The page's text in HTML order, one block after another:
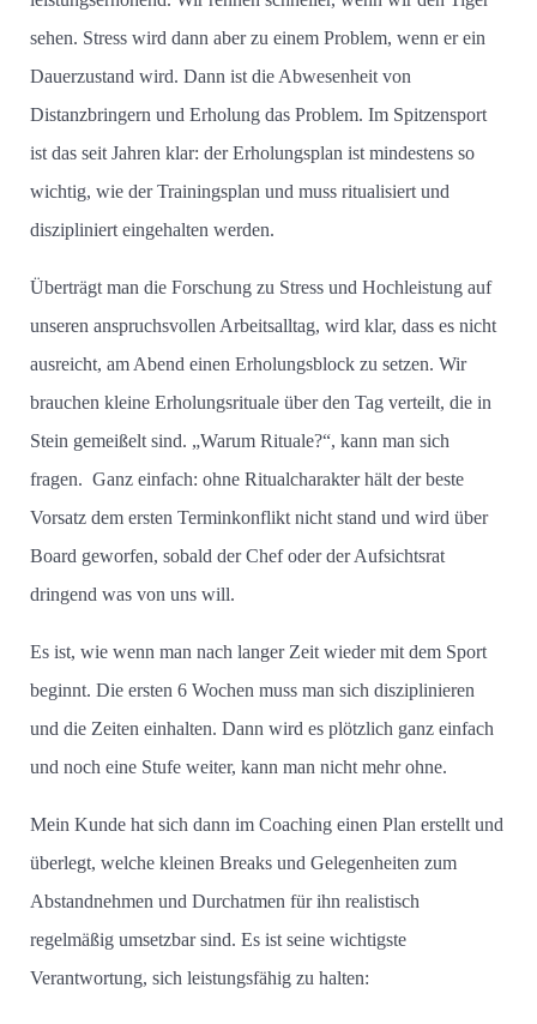
sehen. Stress wird dann aber zu einem Problem, wenn er ein
Dauerzustand wird. Dann ist die Abwesenheit von
Distanzbringern und Erholung das Problem. Im Spitzensport
ist das seit Jahren klar: der Erholungsplan ist mindestens so
wichtig, wie der Trainingsplan und muss ritualisiert und
diszipliniert eingehalten werden.
Überträgt man die Forschung zu Stress und Hochleistung auf
unseren anspruchsvollen Arbeitsalltag, wird klar, dass es nicht
ausreicht, am Abend einen Erholungsblock zu setzen. Wir
brauchen kleine Erholungsrituale über den Tag verteilt, die in
Stein gemeißelt sind. „Warum Rituale?“, kann man sich
fragen. Ganz einfach: ohne Ritualcharakter hält der beste
Vorsatz dem ersten Terminkonflikt nicht stand und wird über
Board geworfen, sobald der Chef oder der Aufsichtsrat
dringend was von uns will.
Es ist, wie wenn man nach langer Zeit wieder mit dem Sport
beginnt. Die ersten 6 Wochen muss man sich disziplinieren
und die Zeiten einhalten. Dann wird es plötzlich ganz einfach
und noch eine Stufe weiter, kann man nicht mehr ohne.
Mein Kunde hat sich dann im Coaching einen Plan erstellt und
überlegt, welche kleinen Breaks und Gelegenheiten zum
Abstandnehmen und Durchatmen für ihn realistisch
regelmäßig umsetzbar sind. Es ist seine wichtigste
Verantwortung, sich leistungsfähig zu halten: